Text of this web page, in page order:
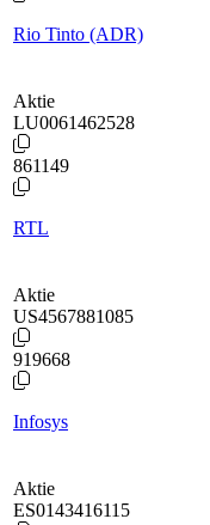
Rio Tinto (ADR)
Aktie
LU0061462528
861149
RTL
Aktie
US4567881085
919668
Infosys
Aktie
ES0143416115